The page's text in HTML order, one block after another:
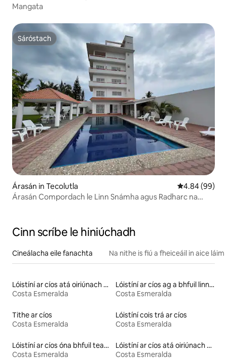
Mangata
Sáróstach
Sáróstach
Árasán in Tecolutla Meánrátáil
4.84 (99)
Árasán Compordach le Linn Snámha agus Radharc na
Cinn scríbe le hiniúchadh
Cineálacha eile fanachta Na nithe is fiú a fheiceáil in aice
Lóistíní ar cíos atá oiriúnach do pheataí
Costa Esmeralda
Lóistíní ar cíos ag a bhfuil linn snámha
Costa Esmeralda
Tithe ar cíos
Costa Esmeralda
Lóistíní cois trá ar cíos
Costa Esmeralda
Lóistíní ar cíos óna bhfuil teacht ar an trá
Costa Esmeralda
Lóistíní ar cíos atá oiriúnach do theaghlaigh
Costa Esmeralda